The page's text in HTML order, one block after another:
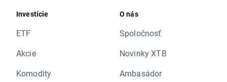
Investície
ETF
Akcie
Komodity
O nás
Spoločnosť
Novinky XTB
Ambasádor